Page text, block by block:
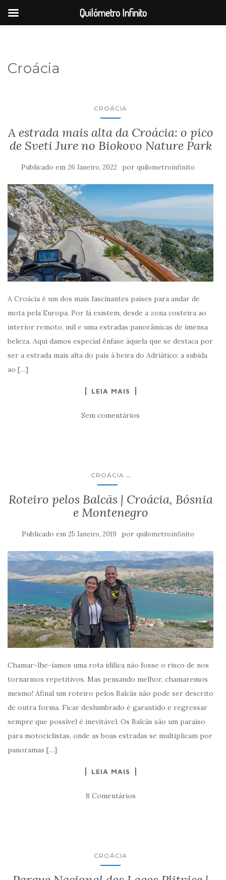
Croácia
CROÁCIA
A estrada mais alta da Croácia: o pico
de Sveti Jure no Biokovo Nature Park
Publicado em 26 Janeiro, 2022 por quilometroinfinito
A Croácia é um dos mais fascinantes países para andar de
mota pela Europa. Por lá existem, desde a zona costeira ao
interior remoto, mil e uma estradas panorâmicas de imensa
beleza. Aqui damos especial ênfase àquela que se destaca por
ser a estrada mais alta do país à beira do Adriático: a subida
ao […]
LEIA MAIS
Sem comentários
CROÁCIA ...
Roteiro pelos Balcãs | Croácia, Bósnia
e Montenegro
Publicado em 25 Janeiro, 2019 por quilometroinfinito
Chamar-lhe-íamos uma rota idílica não fosse o risco de nos
tornarmos repetitivos. Mas pensando melhor, chamaremos
mesmo! Afinal um roteiro pelos Balcãs não pode ser descrito
de outra forma. Ficar deslumbrado é garantido e regressar
sempre que possível é inevitável. Os Balcãs são um paraíso
para motociclistas, onde as boas estradas se multiplicam por
panoramas […]
LEIA MAIS
8 Comentários
CROÁCIA
Quilómetro Infinito